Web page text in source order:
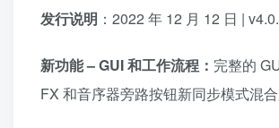
发行说明 ：2022 年 12 月 12 日 |
新功能 – GUI 和工作流程： 完整的
FX 和音序器旁路按钮新同步模式混